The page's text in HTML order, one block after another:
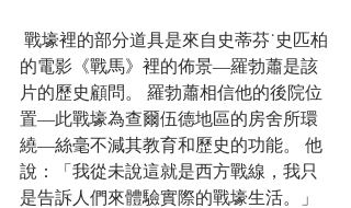
的電影《戰馬》裡的佈景—羅勃蕭是該
片的歷史顧問。 羅勃蕭相信他的後院位
置—此戰壕為查爾伍德地區的房舍所環
繞—絲毫不減其教育和歷史的功能。 他
說：「我從未說這就是西方戰線，我只
是告訴人們來體驗實際的戰壕生活。」